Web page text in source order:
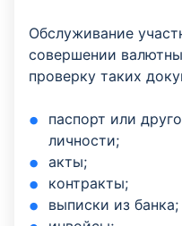
Обслуживание
совершении
проверку таких
паспорт или
личности;
акты;
контракты;
выписки из банка;